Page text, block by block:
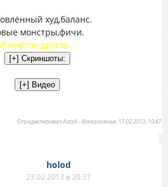
худ,баланс.
монстры,фичи.
И многое другое...
ОтредактировалAzzzA- Воскресенье, 17.02.2013, 10:47
holod
23.02.2013 в 20:37